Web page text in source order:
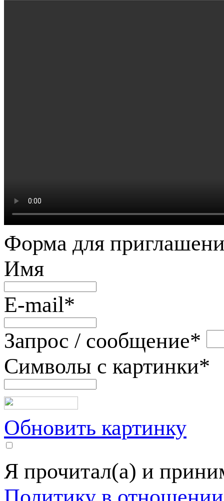
Форма для
Имя
E-mail*
Запрос / сообщение*
Символы с картинки*
Обновить картинку
Я прочитал(а) и